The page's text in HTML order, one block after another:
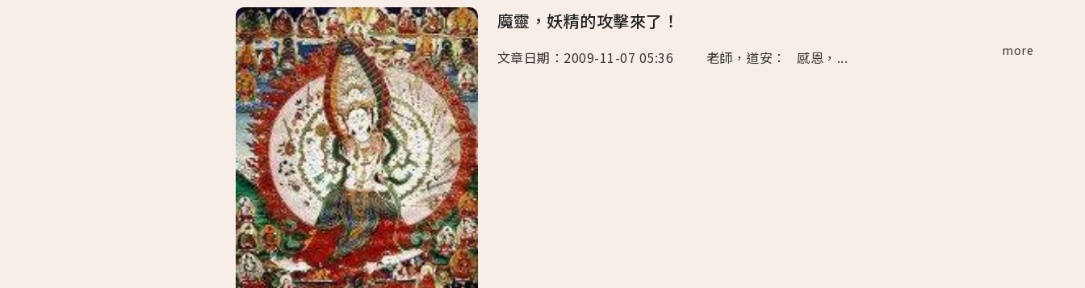
魔靈，妖精的攻擊來了！
文章日期：2009-11-07 05:36 老師，道安： 感恩，... more